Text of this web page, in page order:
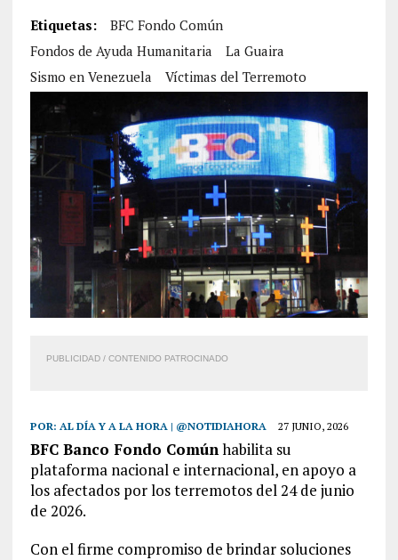
Etiquetas:
BFC Fondo Común
Fondos de Ayuda Humanitaria
La Guaira
Sismo en Venezuela
Víctimas del Terremoto
PUBLICIDAD / CONTENIDO PATROCINADO
POR: AL DÍA Y A LA HORA | @NOTIDIAHORA 27 JUNIO, 2026
BFC Banco Fondo Comúnhabilita su
plataforma nacional e internacional, en apoyo a
los afectados por los terremotos del 24 de junio
de 2026.
Con el firme compromiso de brindar soluciones